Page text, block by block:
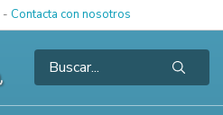
- Contacta con nosotros